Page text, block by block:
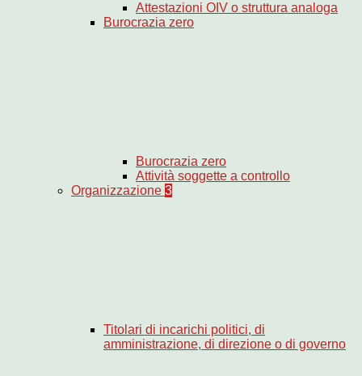
Attestazioni OIV o struttura analoga
Burocrazia zero
Burocrazia zero
Attività soggette a controllo
Organizzazione 3
Titolari di incarichi politici, di
amministrazione, di direzione o di governo